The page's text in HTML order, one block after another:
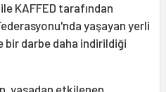
KAFFED tarafından
yaşayan yerli
bir darbe daha indirildiği